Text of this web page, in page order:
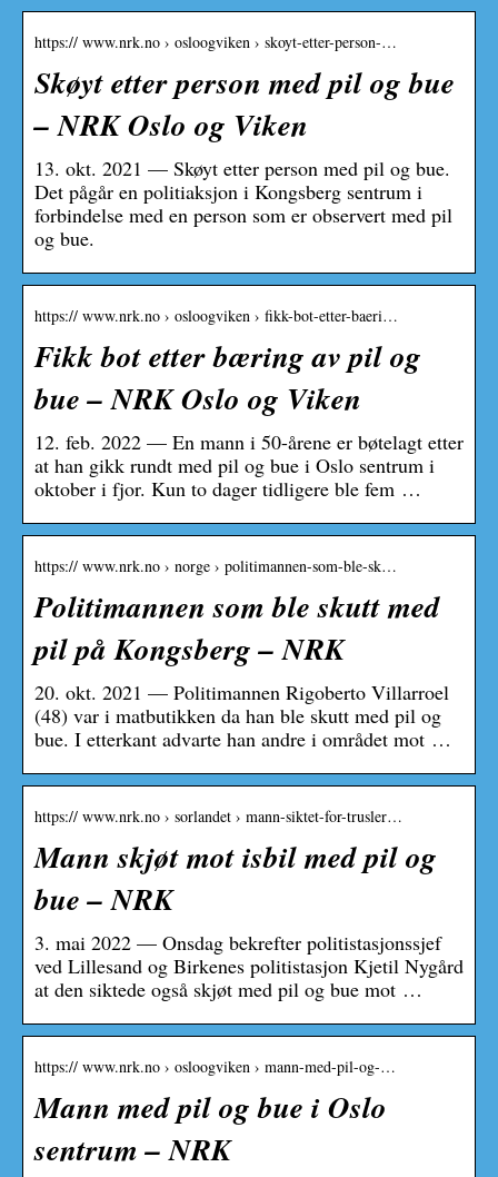
https:// www.nrk.no › osloogviken › skoyt-etter-person-…
Skøyt etter person med pil og bue
– NRK Oslo og Viken
13. okt. 2021 — Skøyt etter person med pil og bue.
Det pågår en politiaksjon i Kongsberg sentrum i
forbindelse med en person som er observert med pil
og bue.
https:// www.nrk.no › osloogviken › fikk-bot-etter-baeri…
Fikk bot etter bæring av pil og
bue – NRK Oslo og Viken
12. feb. 2022 — En mann i 50-årene er bøtelagt etter
at han gikk rundt med pil og bue i Oslo sentrum i
oktober i fjor. Kun to dager tidligere ble fem …
https:// www.nrk.no › norge › politimannen-som-ble-sk…
Politimannen som ble skutt med
pil på Kongsberg – NRK
20. okt. 2021 — Politimannen Rigoberto Villarroel
(48) var i matbutikken da han ble skutt med pil og
bue. I etterkant advarte han andre i området mot …
https:// www.nrk.no › sorlandet › mann-siktet-for-trusler…
Mann skjøt mot isbil med pil og
bue – NRK
3. mai 2022 — Onsdag bekrefter politistasjonssjef
ved Lillesand og Birkenes politistasjon Kjetil Nygård
at den siktede også skjøt med pil og bue mot …
https:// www.nrk.no › osloogviken › mann-med-pil-og-…
Mann med pil og bue i Oslo
sentrum – NRK